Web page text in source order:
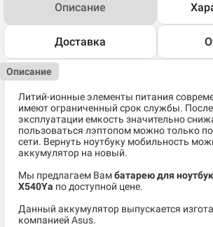
Описание
Доставка
Описание
Литий-ионные элементы питания
имеют ограниченный срок службы. После
эксплуатации емкость значительно
пользоваться лэптопом можно только
сети. Вернуть ноутбуку мобильность
аккумулятор на новый.
Мы предлагаем Вамбатарею для
X540Ya по доступной цене.
Данный аккумулятор выпускается
компанией Asus.